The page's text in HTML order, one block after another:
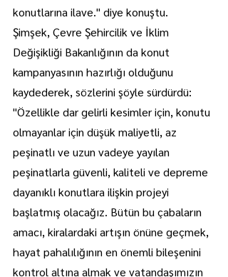
konutlarına ilave." diye konuştu.
Şimşek, Çevre Şehircilik ve İklim
Değişikliği Bakanlığının da konut
kampanyasının hazırlığı olduğunu
kaydederek, sözlerini şöyle sürdürdü:
"Özellikle dar gelirli kesimler için, konutu
olmayanlar için düşük maliyetli, az
peşinatlı ve uzun vadeye yayılan
peşinatlarla güvenli, kaliteli ve depreme
dayanıklı konutlara ilişkin projeyi
başlatmış olacağız. Bütün bu çabaların
amacı, kiralardaki artışın önüne geçmek,
hayat pahalılığının en önemli bileşenini
kontrol altına almak ve vatandaşımızın